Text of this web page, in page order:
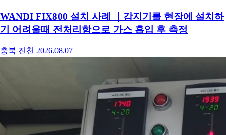
WANDI FIX800 설치 사례 ｜감지기를 현장에 설치하
기 어려울때 전처리함으로 가스 흡입 후 측정
충북 진천 2026.08.07